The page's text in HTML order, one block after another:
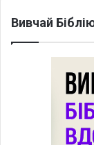
Вивчай